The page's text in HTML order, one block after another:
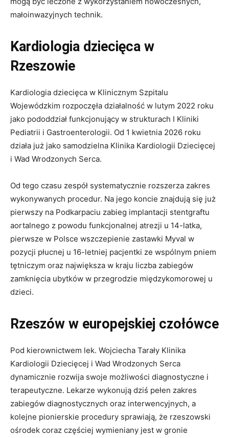
małoinwazyjnych technik.
Kardiologia dziecięca w
Rzeszowie
Kardiologia dziecięca w Klinicznym Szpitalu
Wojewódzkim rozpoczęła działalność w lutym 2022 roku
jako pododdział funkcjonujący w strukturach I Kliniki
Pediatrii i Gastroenterologii. Od 1 kwietnia 2026 roku
działa już jako samodzielna Klinika Kardiologii Dziecięcej
i Wad Wrodzonych Serca.
Od tego czasu zespół systematycznie rozszerza zakres
wykonywanych procedur. Na jego koncie znajdują się już
pierwszy na Podkarpaciu zabieg implantacji stentgraftu
aortalnego z powodu funkcjonalnej atrezji u 14-latka,
pierwsze w Polsce wszczepienie zastawki Myval w
pozycji płucnej u 16-letniej pacjentki ze wspólnym pniem
tętniczym oraz największa w kraju liczba zabiegów
zamknięcia ubytków w przegrodzie międzykomorowej u
dzieci.
Rzeszów w europejskiej czołówce
Pod kierownictwem lek. Wojciecha Tarały Klinika
Kardiologii Dziecięcej i Wad Wrodzonych Serca
dynamicznie rozwija swoje możliwości diagnostyczne i
terapeutyczne. Lekarze wykonują dziś pełen zakres
zabiegów diagnostycznych oraz interwencyjnych, a
kolejne pionierskie procedury sprawiają, że rzeszowski
ośrodek coraz częściej wymieniany jest w gronie